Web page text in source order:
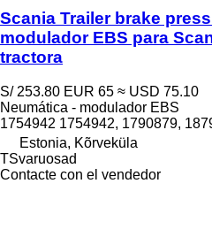
Scania Trailer brake
modulador EBS para
tractora
S/ 253.80 EUR 65 ≈ USD 75.10
Neumática - modulador EBS
1754942 1754942, 1790879,
Estonia, Kõrveküla
TSvaruosad
Contacte con el vendedor